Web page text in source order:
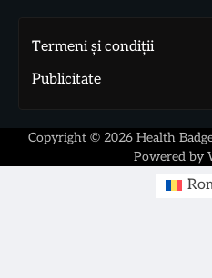
Termeni și condiții
Publicitate
Copyright © 2026 Health
Powered by